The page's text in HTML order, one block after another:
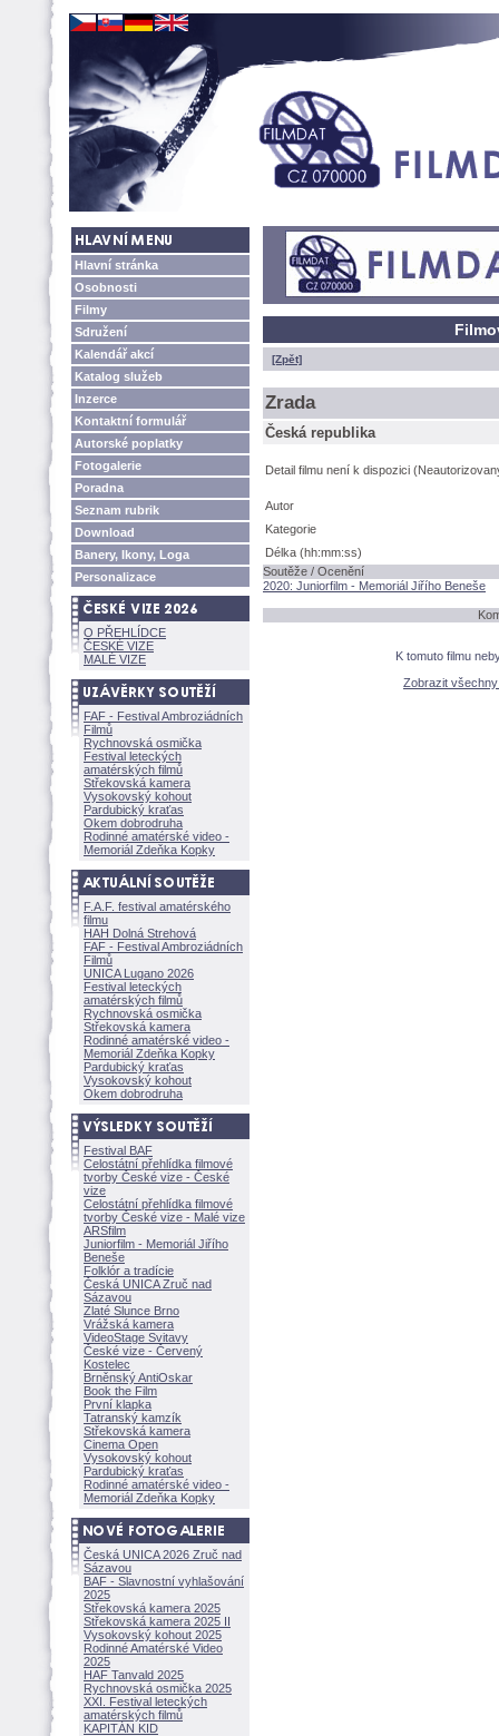
Hlavní stránka
Osobnosti
Filmy
Sdružení
Kalendář akcí
Katalog služeb
Inzerce
Kontaktní formulář
Autorské poplatky
Fotogalerie
Poradna
Seznam rubrik
Download
Banery, Ikony, Loga
Personalizace
O PŘEHLÍDCE
ČESKÉ VIZE
MALÉ VIZE
FAF - Festival Ambroziádních
Filmů
Rychnovská osmička
Festival leteckých
amatérských filmů
Střekovská kamera
Vysokovský kohout
Pardubický kraťas
Okem dobrodruha
Rodinné amatérské video -
Memoriál Zdeňka Kopky
F.A.F. festival amatérského
filmu
HAH Dolná Strehov
FAF - Festival Ambroziádních
Filmů
UNICA Lugano 2026
Festival leteckých
amatérských filmů
Rychnovská osmička
Střekovská kamera
Rodinné amatérské video -
Memoriál Zdeňka Kopky
Pardubický kraťas
Vysokovský kohout
Okem dobrodruha
Festival BAF
Celostátní přehlídka filmové
tvorby České vize - České
vize
Celostátní přehlídka filmové
tvorby České vize - Malé vize
ARSfilm
Juniorfilm - Memoriál Jiřího
Beneše
Folklór a tradície
Česká UNICA Zruč nad
Sázavou
Zlaté Slunce Brno
Vrážská kamera
VideoStage Svitavy
České vize - Červený
Kostelec
Brněnský AntiOskar
Book the Film
První klapka
Tatranský kamzík
Střekovská kamera
Cinema Open
Vysokovský kohout
Pardubický kraťas
Rodinné amatérské video -
Memoriál Zdeňka Kopky
Česká UNICA 2026 Zruč nad
Sázavou
BAF - Slavnostní vyhlašování
2025
Střekovská kamera 2025
Střekovská kamera 2025 II
Vysokovský kohout 2025
Rodinné Amatérské Video
2025
HAF Tanvald 2025
Rychnovská osmička 2025
XXI. Festival leteckých
amatérských filmů
KAPITÁN KID
[Zpět]
Zrada
Česká republika
Detail filmu není k dispozici
Autor
Kategorie
Délka (hh:mm:ss)
Soutěže / Ocenění
2020: Juniorfilm - Memoriál Jiřího Beneše
K tomuto filmu
Zobrazit